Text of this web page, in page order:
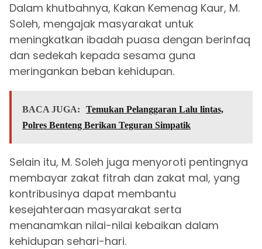
Dalam khutbahnya, Kakan Kemenag Kaur, M.
Soleh, mengajak masyarakat untuk
meningkatkan ibadah puasa dengan berinfaq
dan sedekah kepada sesama guna
meringankan beban kehidupan.
BACA JUGA:
Temukan Pelanggaran Lalu lintas,
Polres Benteng Berikan Teguran Simpatik
Selain itu, M. Soleh juga menyoroti pentingnya
membayar zakat fitrah dan zakat mal, yang
kontribusinya dapat membantu
kesejahteraan masyarakat serta
menanamkan nilai-nilai kebaikan dalam
kehidupan sehari-hari.